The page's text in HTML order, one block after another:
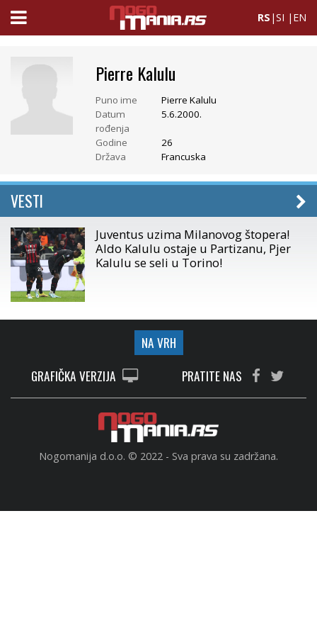
RS |SI | EN
Pierre Kalulu
Puno ime
Pierre Kalulu
Datum
rođenja
5.6.2000.
Godine
26
Država
Francuska
VESTI
Juventus uzima Milanovog štopera!
Aldo Kalulu ostaje u Partizanu, Pjer
Kalulu se seli u Torino!
NA VRH
GRAFIČKA VERZIJA
PRATITE NAS
Nogomanija d.o.o. © 2022 - Sva prava su zadržana.